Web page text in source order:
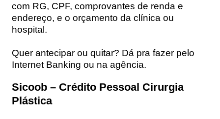
com RG, CPF, comprovantes de renda e
endereço, e o orçamento da clínica ou
hospital.
Quer antecipar ou quitar? Dá pra fazer pelo
Internet Banking ou na agência.
Sicoob – Crédito Pessoal Cirurgia
Plástica